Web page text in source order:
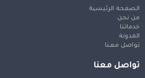
الصفحة الرئيسية
من نحن
خدماتنا
المدونة
تواصل معنا
تواصل معنا